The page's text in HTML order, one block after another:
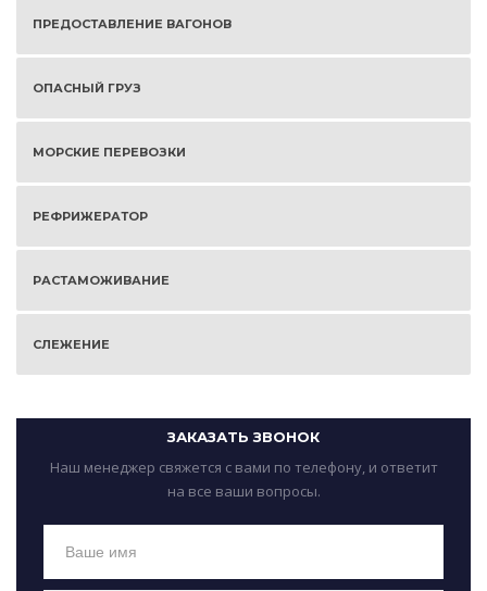
ПРЕДОСТАВЛЕНИЕ ВАГОНОВ
ОПАСНЫЙ ГРУЗ
МОРСКИЕ ПЕРЕВОЗКИ
РЕФРИЖЕРАТОР
РАСТАМОЖИВАНИЕ
СЛЕЖЕНИЕ
ЗАКАЗАТЬ ЗВОНОК
Наш менеджер свяжется с вами по телефону, и ответит
на все ваши вопросы.